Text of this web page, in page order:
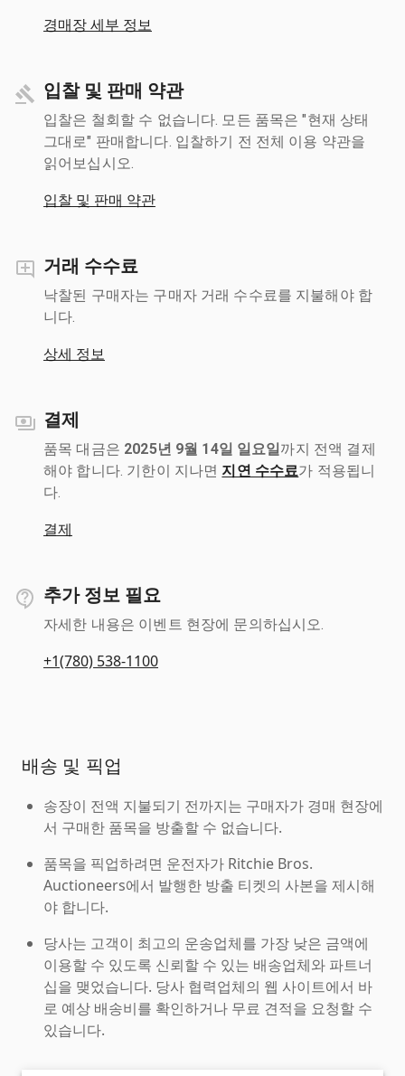
경매장 세부 정보
입찰 및 판매 약관
입찰은 철회할 수 없습니다. 모든 품목은 "현재 상태
그대로" 판매합니다. 입찰하기 전 전체 이용 약관을
읽어보십시오.
입찰 및 판매 약관
거래 수수료
낙찰된 구매자는 구매자 거래 수수료를 지불해야 합
니다.
상세 정보
결제
품목 대금은 2025년 9월 14일 일요일까지 전액 결제
해야 합니다. 기한이 지나면 지연 수수료가 적용됩니
다.
결제
추가 정보 필요
자세한 내용은 이벤트 현장에 문의하십시오.
+1(780) 538-1100
배송 및 픽업
송장이 전액 지불되기 전까지는 구매자가 경매 현장에
서 구매한 품목을 방출할 수 없습니다.
품목을 픽업하려면 운전자가 Ritchie Bros.
Auctioneers에서 발행한 방출 티켓의 사본을 제시해
야 합니다.
당사는 고객이 최고의 운송업체를 가장 낮은 금액에
이용할 수 있도록 신뢰할 수 있는 배송업체와 파트너
십을 맺었습니다. 당사 협력업체의 웹 사이트에서 바
로 예상 배송비를 확인하거나 무료 견적을 요청할 수
있습니다.